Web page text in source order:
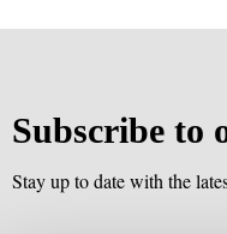
Subscribe to
Stay up to date with the